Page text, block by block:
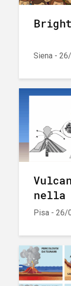
Siena -
nella
Pisa - 26/